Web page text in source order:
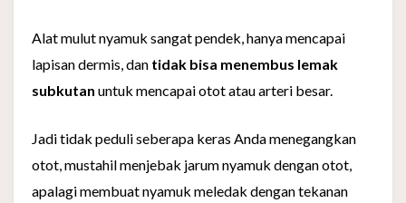
Alat mulut nyamuk sangat pendek, hanya mencapai
lapisan dermis, dan tidak bisa menembus lemak
subkutan untuk mencapai otot atau arteri besar.
Jadi tidak peduli seberapa keras Anda menegangkan
otot, mustahil menjebak jarum nyamuk dengan otot,
apalagi membuat nyamuk meledak dengan tekanan